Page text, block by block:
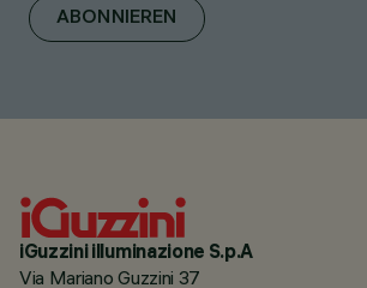
ABONNIEREN
iGuzzini illuminazione S.p.A
Via Mariano Guzzini 37